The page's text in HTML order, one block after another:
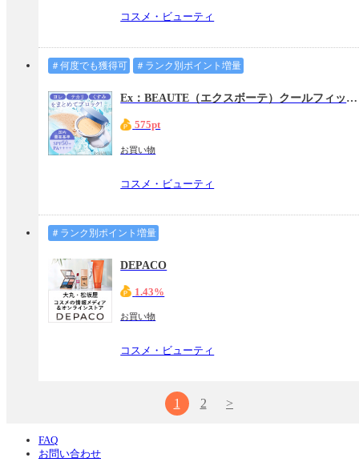
コスメ・ビューティ
＃何度でも獲得可 ＃ランク別ポイント増量
Ex：BEAUTE（エクスボーテ）クールフィットカバーパウダー
575pt
お買い物
コスメ・ビューティ
＃ランク別ポイント増量
DEPACO
1.43%
お買い物
コスメ・ビューティ
1 2 >
FAQ
お問い合わせ